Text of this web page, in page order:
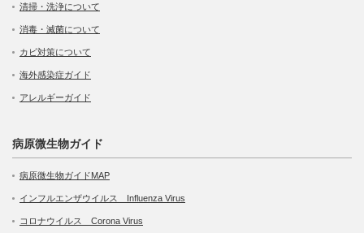
清掃・洗浄について
消毒・滅菌について
カビ対策について
海外感染症ガイド
アレルギーガイド
病原微生物ガイド
病原微生物ガイドMAP
インフルエンザウイルス Influenza Virus
コロナウイルス Corona Virus